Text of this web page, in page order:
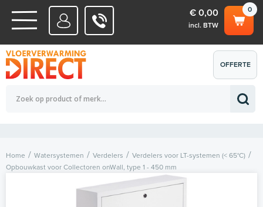
WATERSYSTEMEN
ELEKTRISCHE SYSTEMEN
0
€ 0,00
incl. BTW
Totaalbedrag (incl. BTW) € 0,00
OFFERTE
AANVRAGEN
Home Watersystemen Verdelers
Verdelers voor LT-systemen (< 65°C)
Opbouwkast voor Collectoren onWall, type 1 - 450 mm